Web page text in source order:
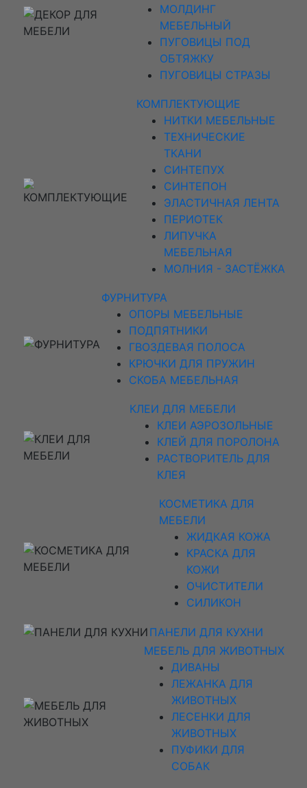
МОЛДИНГ
МЕБЕЛЬНЫЙ
ПУГОВИЦЫ ПОД
ОБТЯЖКУ
ПУГОВИЦЫ СТРАЗЫ
КОМПЛЕКТУЮЩИЕ
НИТКИ МЕБЕЛЬНЫЕ
ТЕХНИЧЕСКИЕ
ТКАНИ
СИНТЕПУХ
СИНТЕПОН
ЭЛАСТИЧНАЯ ЛЕНТА
ПЕРИОТЕК
ЛИПУЧКА
МЕБЕЛЬНАЯ
МОЛНИЯ - ЗАСТЁЖКА
ФУРНИТУРА
ОПОРЫ МЕБЕЛЬНЫЕ
ПОДПЯТНИКИ
ГВОЗДЕВАЯ ПОЛОСА
КРЮЧКИ ДЛЯ ПРУЖИН
СКОБА МЕБЕЛЬНАЯ
КЛЕИ ДЛЯ МЕБЕЛИ
КЛЕИ АЭРОЗОЛЬНЫЕ
КЛЕЙ ДЛЯ ПОРОЛОНА
РАСТВОРИТЕЛЬ ДЛЯ
КЛЕЯ
КОСМЕТИКА ДЛЯ
МЕБЕЛИ
ЖИДКАЯ КОЖА
КРАСКА ДЛЯ
КОЖИ
ОЧИСТИТЕЛИ
СИЛИКОН
ПАНЕЛИ ДЛЯ КУХНИ
МЕБЕЛЬ ДЛЯ ЖИВОТНЫХ
ДИВАНЫ
ЛЕЖАНКА ДЛЯ
ЖИВОТНЫХ
ЛЕСЕНКИ ДЛЯ
ЖИВОТНЫХ
ПУФИКИ ДЛЯ
СОБАК